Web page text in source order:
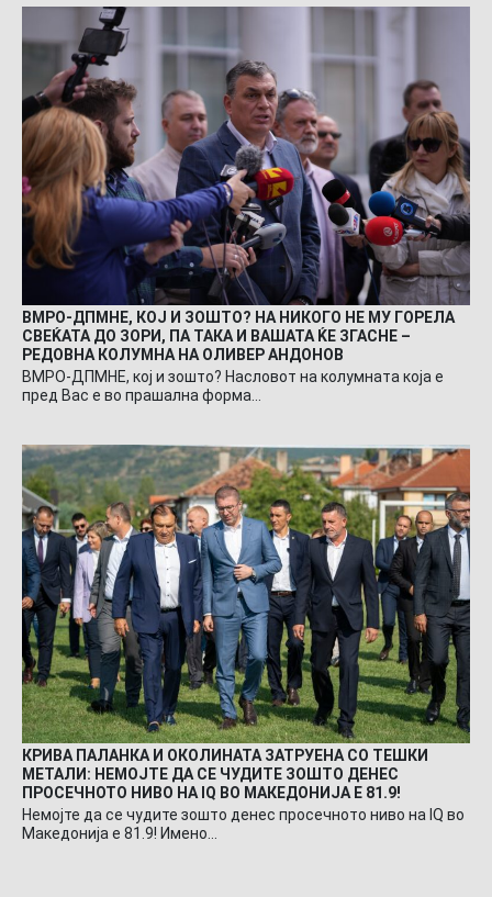
ВМРО-ДПМНЕ, КОЈ И ЗОШТО? НА НИКОГО НЕ МУ ГОРЕЛА
СВЕЌАТА ДО ЗОРИ, ПА ТАКА И ВАШАТА ЌЕ ЗГАСНЕ –
РЕДОВНА КОЛУМНА НА ОЛИВЕР АНДОНОВ
ВМРО-ДПМНЕ, кој и зошто? Насловот на колумната која е
пред Вас е во прашална форма…
КРИВА ПАЛАНКА И ОКОЛИНАТА ЗАТРУЕНА СО ТЕШКИ
МЕТАЛИ: НЕМОЈТЕ ДА СЕ ЧУДИТЕ ЗОШТО ДЕНЕС
ПРОСЕЧНОТО НИВО НА IQ ВО МАКЕДОНИЈА Е 81.9!
Немојте да се чудите зошто денес просечното ниво на IQ во
Македонија е 81.9! Имено…